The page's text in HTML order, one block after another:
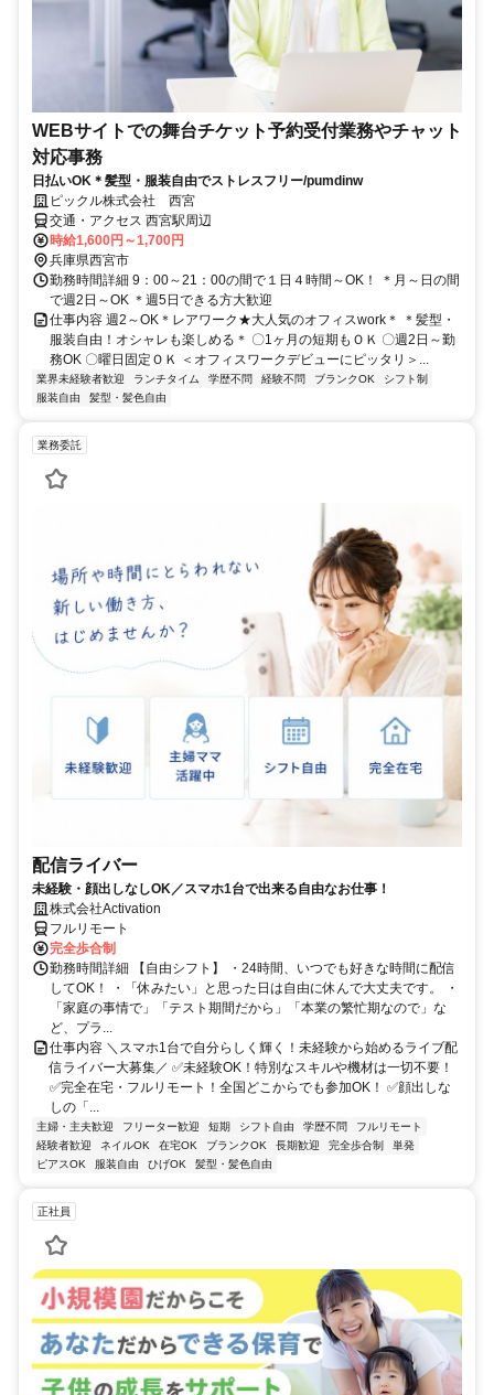
WEBサイトでの舞台チケット予約受付業務やチャット
対応事務
日払いOK＊髪型・服装自由でストレスフリー/pumdinw
ピックル株式会社 西宮
交通・アクセス 西宮駅周辺
時給1,600円～1,700円
兵庫県西宮市
勤務時間詳細 9：00～21：00の間で１日４時間～OK！ ＊月～日の間
で週2日～OK ＊週5日できる方大歓迎
仕事内容 週2～OK＊レアワーク★大人気のオフィスwork＊ ＊髪型・
服装自由！オシャレも楽しめる＊ 〇1ヶ月の短期もＯＫ 〇週2日～勤
務OK 〇曜日固定ＯＫ ＜オフィスワークデビューにピッタリ＞...
業界未経験者歓迎 ランチタイム 学歴不問 経験不問 ブランクOK
シフト制
服装自由
髪型・髪色自由
業務委託
配信ライバー
未経験・顔出しなしOK／スマホ1台で出来る自由なお仕事！
株式会社Activation
フルリモート
完全歩合制
勤務時間詳細 【自由シフト】 ・24時間、いつでも好きな時間に配信
してOK！ ・「休みたい」と思った日は自由に休んで大丈夫です。 ・
「家庭の事情で」「テスト期間だから」「本業の繁忙期なので」な
ど、プラ...
仕事内容 ＼スマホ1台で自分らしく輝く！未経験から始めるライブ配
信ライバー大募集／ ✅未経験OK！特別なスキルや機材は一切不要！
✅完全在宅・フルリモート！全国どこからでも参加OK！ ✅顔出しな
しの「...
主婦・主夫歓迎 フリーター歓迎 短期 シフト自由 学歴不問
フルリモート
経験者歓迎
ネイルOK 在宅OK ブランクOK 長期歓迎 完全歩合制
単発
ピアスOK
服装自由 ひげOK 髪型・髪色自由
正社員